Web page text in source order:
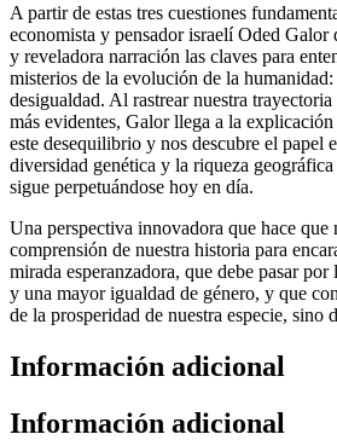
A partir de estas tres cuestiones
economista y pensador israelí Oded Galor
y reveladora narración las claves para
misterios de la evolución de la
desigualdad. Al rastrear nuestra
más evidentes, Galor llega a la
este desequilibrio y nos descubre el papel
diversidad genética y la riqueza
sigue perpetuándose hoy en día.
Una perspectiva innovadora que hace que
comprensión de nuestra historia para
mirada esperanzadora, que debe pasar
y una mayor igualdad de género, y que
de la prosperidad de nuestra especie, sino
Información adicional
Información adicional